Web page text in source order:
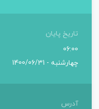
تاریخ پایان
06:00
چهارشنبه - 1400/06/31
آدرس